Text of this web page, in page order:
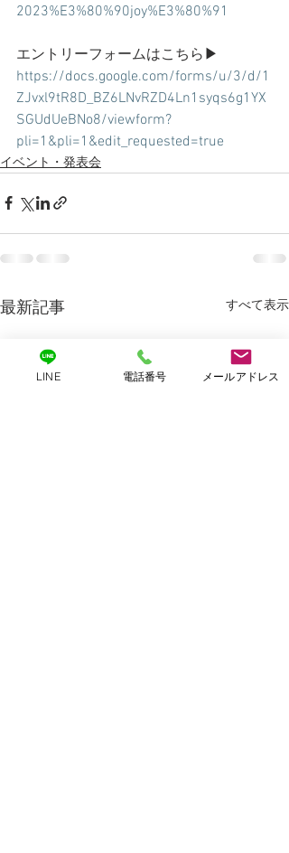
2023%E3%80%90joy%E3%80%91
エントリーフォームはこちら▶︎
https://docs.google.com/forms/u/3/d/1
ZJvxl9tR8D_BZ6LNvRZD4Ln1syqs6g1YX
SGUdUeBNo8/viewform?
pli=1&pli=1&edit_requested=true
イベント・発表会
最新記事 すべて表示
LINE 電話番号 メールアドレス